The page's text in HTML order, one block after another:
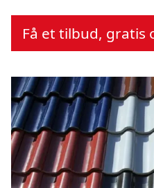
Få et tilbud, gratis